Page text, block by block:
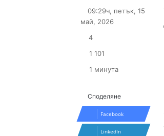
X
email
09:29ч, петък, 15
май, 2026
4
1 101
1 минута
Споделяне
Facebook
LinkedIn